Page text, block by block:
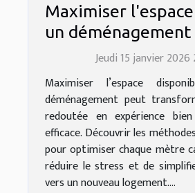
Maximiser
un déménagement
StratégiesJeudi 15 janvier 2026
Maximiser l’espace
déménagement peut
redoutée en expérience
efficace. Découvrir les
pour optimiser chaque mètre
réduire le stress et de
vers un nouveau logement....